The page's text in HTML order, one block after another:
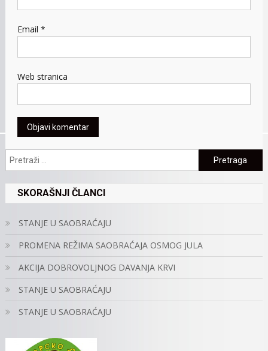
Email *
Web stranica
Pretraga:
SKORAŠNJI ČLANCI
STANJE U SAOBRAĆAJU
PROMENA REŽIMA SAOBRAĆAJA OSMOG JULA
AKCIJA DOBROVOLJNOG DAVANJA KRVI
STANJE U SAOBRAĆAJU
STANJE U SAOBRAĆAJU